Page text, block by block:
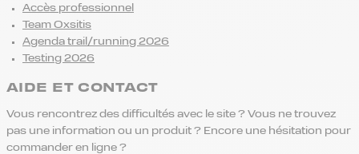
Accès professionnel
Team Oxsitis
Agenda trail/running 2026
Testing 2026
AIDE ET CONTACT
Vous rencontrez des difficultés avec le site ? Vous ne trouvez
pas une information ou un produit ? Encore une hésitation pour
commander en ligne ?